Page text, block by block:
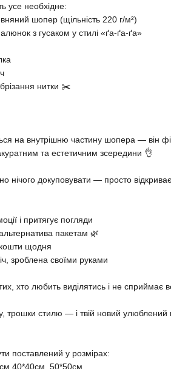
усе необхідне:
шопер (щільність 220 г/м²)
з гусаком у стилі «ґа-ґа-ґа»
нитки ✂️
на внутрішню частину шопера — він
та естетичним зсередини 👌
нічого докуповувати — просто
і притягує погляди
пакетам 🌿
щодня
зроблена своїми руками
хто любить виділятись і не сприймає
трошки стилю — і твій новий улюблений
поставлений у розмірах:
50*50см,